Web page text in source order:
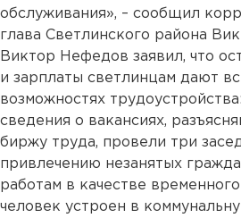
обслуживания», – сообщил
глава Светлинского района
Виктор Нефедов заявил, что
и зарплаты светлинцам дают
возможностях
сведения о вакансиях,
биржу труда, провели три
привлечению незанятых
работам в качестве временного
человек устроен в